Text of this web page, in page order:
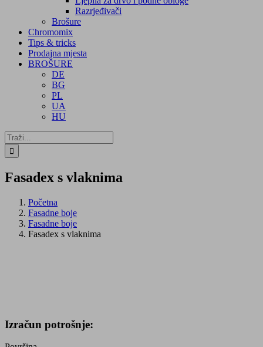
Razrjeđivači
Brošure
Chromomix
Tips & tricks
Prodajna mjesta
BROŠURE
DE
BG
PL
UA
HU
Traži...
Fasadex s vlaknima
Početna
Fasadne boje
Fasadne boje
Fasadex s vlaknima
Izračun potrošnje: